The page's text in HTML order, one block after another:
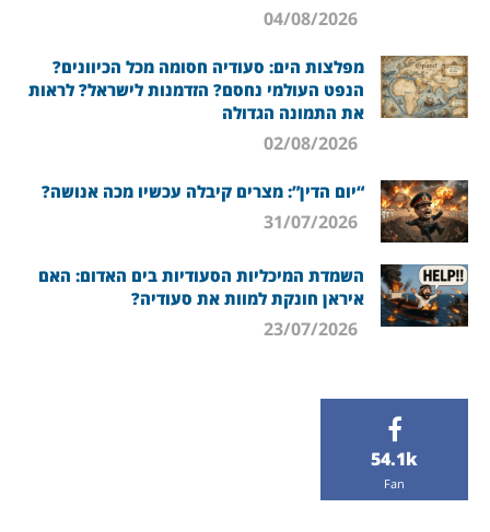
מפלצות הים: סעודיה חסומה מכל הכיוונים?
הנפט העולמי נחסם? הזדמנות לישראל? לראות
את התמונה הגדולה
“יום הדין”: מצרים קיבלה עכשיו מכה אנושה?
השמדת המיכליות הסעודיות בים האדום: האם
איראן חונקת למוות את סעודיה?
54.1k
Fan